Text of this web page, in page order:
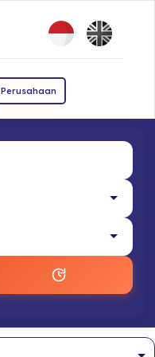
Perusahaan